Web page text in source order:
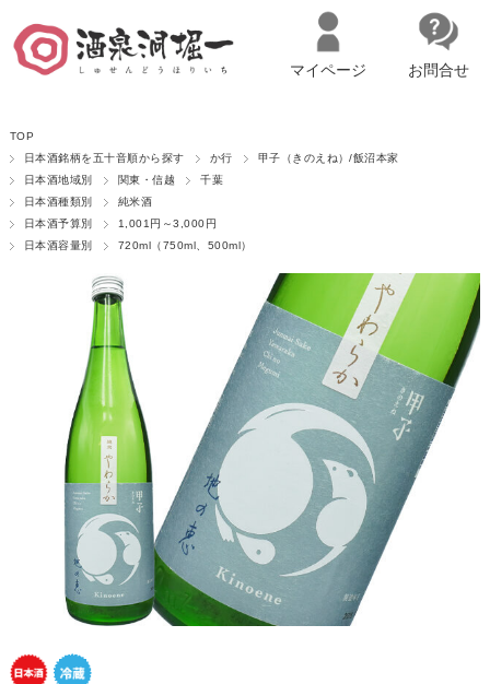
マイページへログイン カートをみる
マイページ お問合せ
TOP
日本酒銘柄を五十音順から探す
か行
甲子（きのえね）/飯沼本家
日本酒地域別
関東・信越
千葉
日本酒種類別
純米酒
日本酒予算別
1,001円～3,000円
日本酒容量別
720ml（750ml、500ml）